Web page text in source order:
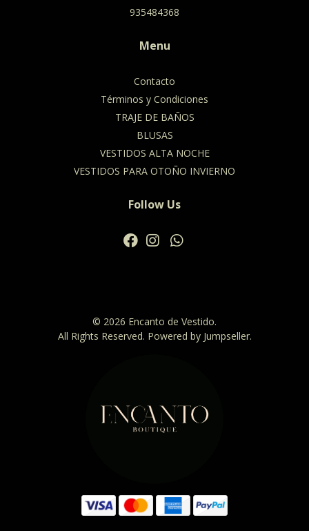
935484368
Menu
Contacto
Términos y Condiciones
TRAJE DE BAÑOS
BLUSAS
VESTIDOS ALTA NOCHE
VESTIDOS PARA OTOÑO INVIERNO
Follow Us
© 2026 Encanto de Vestido.
All Rights Reserved. Powered by Jumpseller.